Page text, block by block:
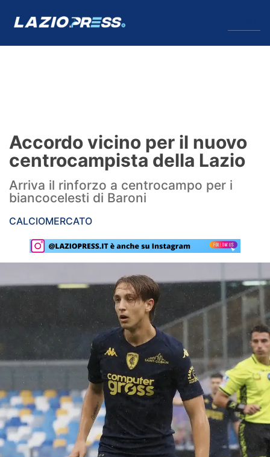
Formello
Infortuni
Primavera
Lazio Women
Rassegna Lazio
Social
Calcio
Serie A
Champions League
Europa League
Altri Sport
Accordo vicino per il nuovo
centrocampista della Lazio
Arriva il rinforzo a centrocampo per i
biancocelesti di Baroni
CALCIOMERCATO